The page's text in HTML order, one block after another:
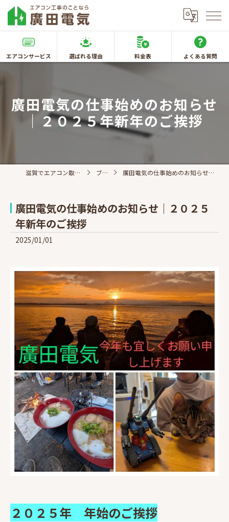
エアコンサービス 選ばれる理由 料金表 よくある質問
廣田電気の仕事始めのお知らせ
｜２０２５年新年のご挨拶
滋賀でエアコン取付なら廣田電気 ブログ 廣田電気の仕事始めのお知らせ｜２０２５年新年のご挨拶
廣田電気の仕事始めのお知らせ｜２０２５
年新年のご挨拶
2025/01/01
２０２５年 年始のご挨拶